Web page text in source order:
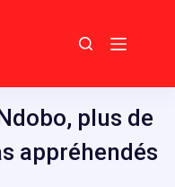
plus de
appréhendés